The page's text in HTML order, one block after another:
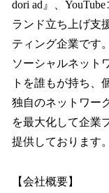
dori ad』、
ランド立ち上げ支
ティング企業です。
ソーシャルネット
トを誰もが持ち、
独自のネットワー
を最大化して企業
提供しております。
【会社概要】